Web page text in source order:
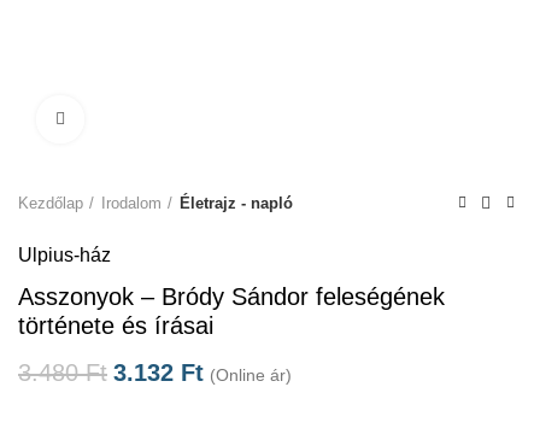
Kezdőlap Irodalom Életrajz - napló
Ulpius-ház
Asszonyok – Bródy Sándor feleségének
története és írásai
3.480Ft 3.132 Ft (Online ár)